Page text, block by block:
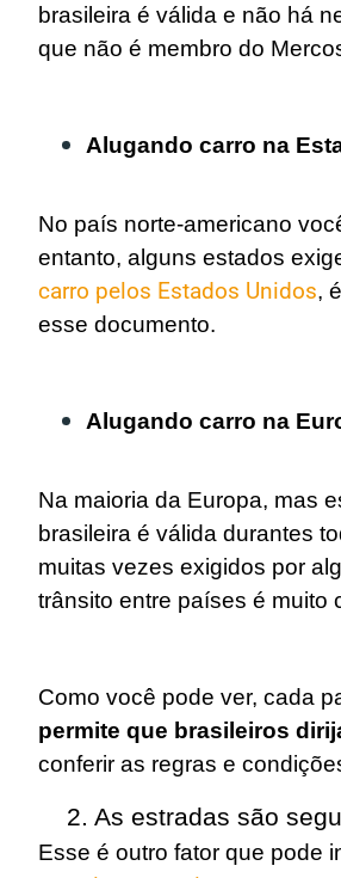
brasileira é válida e não há
que não é membro do
Alugando carro na
No país norte-americano
entanto, alguns estados
carro pelos Estados Unidos,
esse documento.
Alugando carro na
Na maioria da Europa, mas
brasileira é válida durantes
muitas vezes exigidos por
trânsito entre países é muito
Como você pode ver, cada
permite que brasileiros
conferir as regras e
2. As estradas são
Esse é outro fator que pode